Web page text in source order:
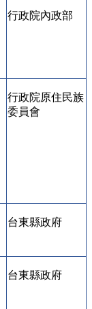
行政院內政部
行政院原住民族
委員會
台東縣政府
台東縣政府